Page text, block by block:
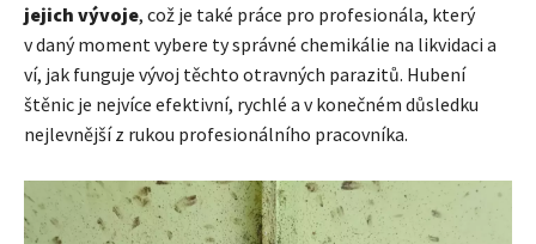
jejich vývoje, což je také práce pro profesionála, který
v daný moment vybere ty správné chemikálie na likvidaci a
ví, jak funguje vývoj těchto otravných parazitů. Hubení
štěnic je nejvíce efektivní, rychlé a v konečném důsledku
nejlevnější z rukou profesionálního pracovníka.